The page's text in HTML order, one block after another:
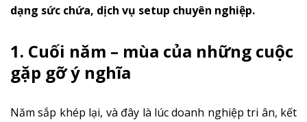
dạng sức chứa, dịch vụ setup chuyên nghiệp.
1. Cuối năm – mùa của những cuộc
gặp gỡ ý nghĩa
Năm sắp khép lại, và đây là lúc doanh nghiệp tri ân, kết